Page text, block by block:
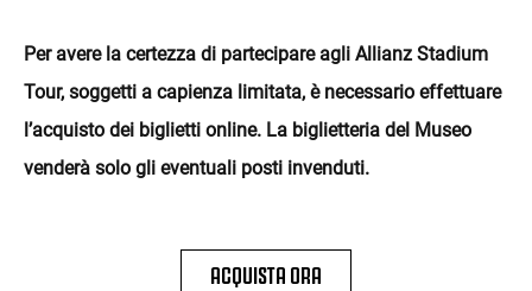
Per avere la certezza di partecipare agli Allianz Stadium
Tour, soggetti a capienza limitata, è necessario effettuare
l’acquisto dei biglietti online. La biglietteria del Museo
venderà solo gli eventuali posti invenduti.
ACQUISTA ORA